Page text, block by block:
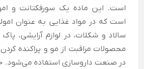
است. این ماده یک سورفکتانت و
است که در مواد غذایی به عنوان
سالاد و شکلات، در لوازم آرایشی،
محصولات مراقبت از مو و پراکنده
در صنعت داروسازی استفاده می‌شود.